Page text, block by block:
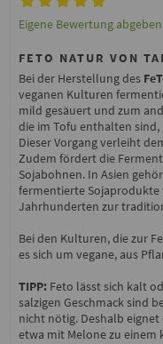
Eigene Bewertung abgeben
FETO NATUR VON
Bei der Herstellung des
veganen Kulturen
mild gesäuert und zum
die im Tofu enthalten
Dieser Vorgang verleiht
Zudem fördert die
Sojabohnen. In Asien
fermentierte Sojaprodukte
Jahrhunderten zur
Bei den Kulturen, die zur
es sich um vegane, aus
TIPP:Feto lässt sich kalt
salzigen Geschmack sind
nicht nötig. Deshalb
etwa mit Melone zu einem